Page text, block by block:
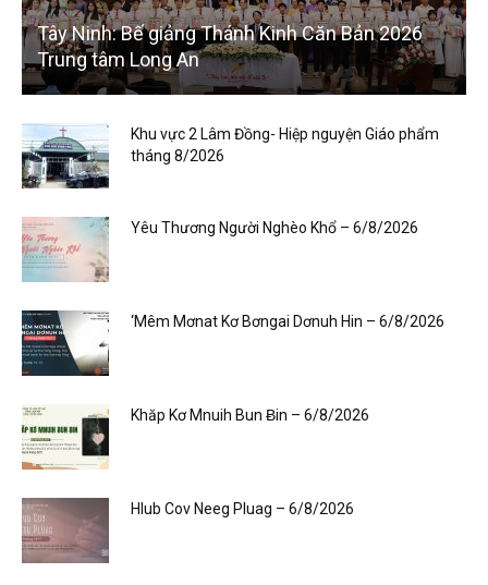
Tây Ninh: Bế giảng Thánh Kinh Căn Bản 2026
Trung tâm Long An
Khu vực 2 Lâm Đồng- Hiệp nguyện Giáo phẩm
tháng 8/2026
Yêu Thương Người Nghèo Khổ – 6/8/2026
‘Mêm Mơnat Kơ Bơngai Dơnuh Hin – 6/8/2026
Khăp Kơ Mnuih Bun Ƀin – 6/8/2026
Hlub Cov Neeg Pluag – 6/8/2026